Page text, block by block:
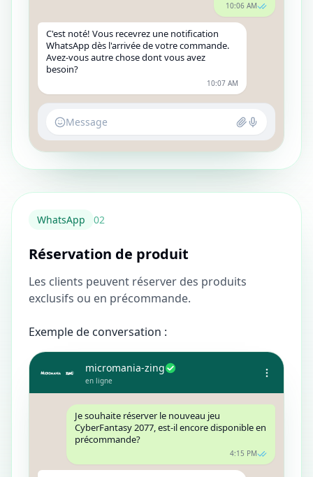
10:06 AM
C'est noté! Vous recevrez une notification
WhatsApp dès l'arrivée de votre commande.
Avez-vous autre chose dont vous avez
besoin?
10:07 AM
Message
WhatsApp 02
Réservation de produit
Les clients peuvent réserver des produits
exclusifs ou en précommande.
Exemple de conversation :
micromania-zing
en ligne
Je souhaite réserver le nouveau jeu
CyberFantasy 2077, est-il encore disponible en
précommande?
4:15 PM